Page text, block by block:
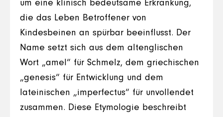
um eine klinisch bedeutsame Erkrankung,
die das Leben Betroffener von
Kindesbeinen an spürbar beeinflusst. Der
Name setzt sich aus dem altenglischen
Wort „amel“ für Schmelz, dem griechischen
„genesis“ für Entwicklung und dem
lateinischen „imperfectus“ für unvollendet
zusammen. Diese Etymologie beschreibt